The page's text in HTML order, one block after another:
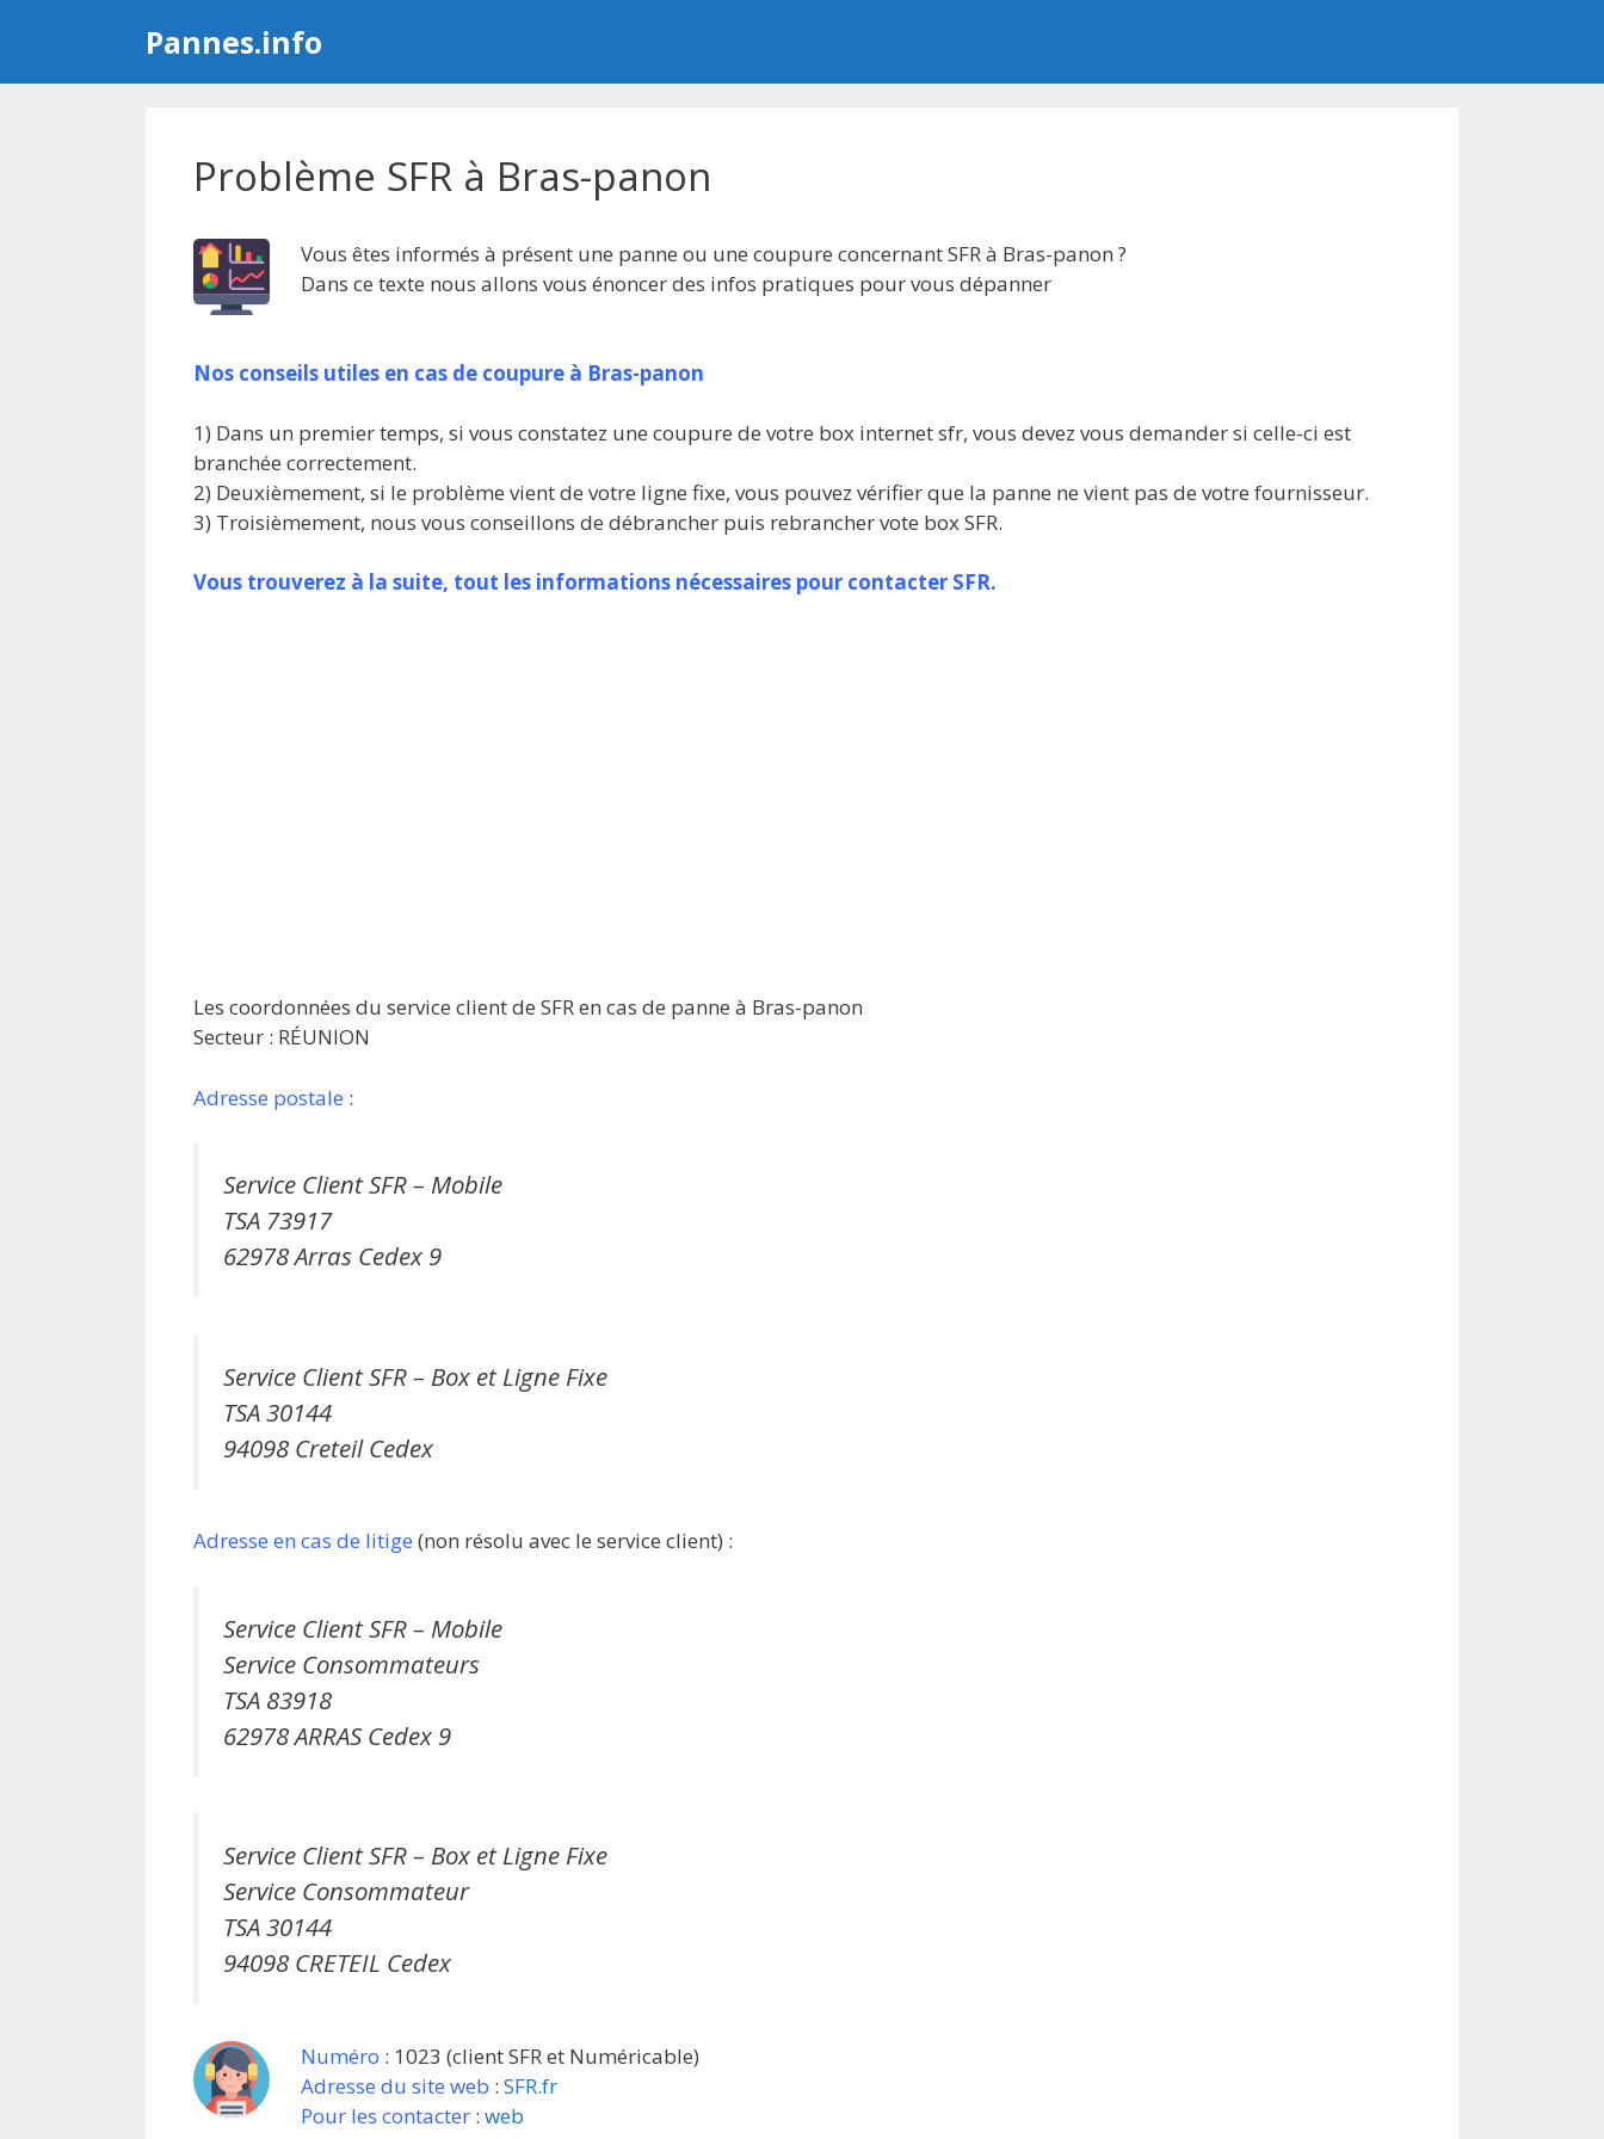
Pannes.info
Problème SFR à Bras-panon
Vous êtes informés à présent une panne ou une coupure concernant SFR à Bras-panon ?
Dans ce texte nous allons vous énoncer des infos pratiques pour vous dépanner
Nos conseils utiles en cas de coupure à Bras-panon
1) Dans un premier temps, si vous constatez une coupure de votre box internet sfr, vous devez vous demander si celle-ci est
branchée correctement.
2) Deuxièmement, si le problème vient de votre ligne fixe, vous pouvez vérifier que la panne ne vient pas de votre fournisseur.
3) Troisièmement, nous vous conseillons de débrancher puis rebrancher vote box SFR.
Vous trouverez à la suite, tout les informations nécessaires pour contacter SFR.
Les coordonnées du service client de SFR en cas de panne à Bras-panon
Secteur : RÉUNION
Adresse postale :
Service Client SFR – Mobile
TSA 73917
62978 Arras Cedex 9
Service Client SFR – Box et Ligne Fixe
TSA 30144
94098 Creteil Cedex
Adresse en cas de litige (non résolu avec le service client) :
Service Client SFR – Mobile
Service Consommateurs
TSA 83918
62978 ARRAS Cedex 9
Service Client SFR – Box et Ligne Fixe
Service Consommateur
TSA 30144
94098 CRETEIL Cedex
Numéro : 1023 (client SFR et Numéricable)
Adresse du site web : SFR.fr
Pour les contacter: web